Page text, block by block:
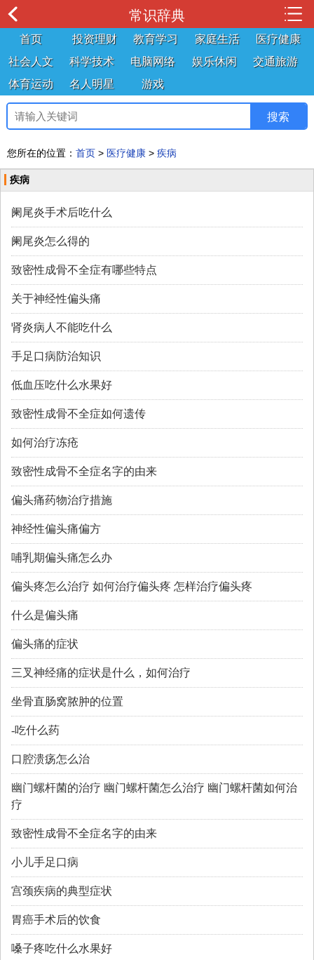
常识辞典
首页 投资理财 教育学习 家庭生活
医疗健康
社会人文
科学技术 电脑网络 娱乐休闲
交通旅游
体育运动
名人明星 游戏
您所在的位置： 首页 > 医疗健康 > 疾病
疾病
阑尾炎手术后吃什么
阑尾炎怎么得的
致密性成骨不全症有哪些特点
关于神经性偏头痛
肾炎病人不能吃什么
手足口病防治知识
低血压吃什么水果好
致密性成骨不全症如何遗传
如何治疗冻疮
致密性成骨不全症名字的由来
偏头痛药物治疗措施
神经性偏头痛偏方
哺乳期偏头痛怎么办
偏头疼怎么治疗 如何治疗偏头疼 怎样治疗偏头疼
什么是偏头痛
偏头痛的症状
三叉神经痛的症状是什么，如何治疗
坐骨直肠窝脓肿的位置
-吃什么药
口腔溃疡怎么治
幽门螺杆菌的治疗 幽门螺杆菌怎么治疗 幽门螺杆菌如何治
疗
致密性成骨不全症名字的由来
小儿手足口病
宫颈疾病的典型症状
胃癌手术后的饮食
嗓子疼吃什么水果好